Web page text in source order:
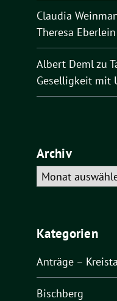
Claudia
Theresa Eberlein
Albert Demlzu
Geselligkeit mit
Archiv
Archiv
Kategorien
Anträge –
Bischberg